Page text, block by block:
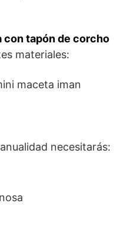
con tapón de corcho
materiales:
necesitarás: